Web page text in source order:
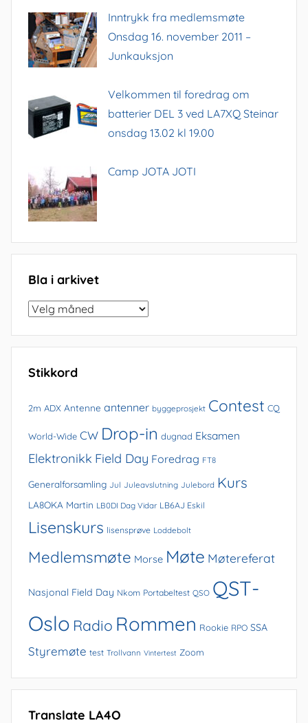
Inntrykk fra medlemsmøte
Onsdag 16. november 2011 –
Junkauksjon
Velkommen til foredrag om
batterier DEL 3 ved LA7XQ Steinar
onsdag 13.02 kl 19.00
Camp JOTA JOTI
Bla i arkivet
Bla
arkivet
Stikkord
2m ADX Antenne antenner byggeprosjekt Contest CQ
World-Wide CW Drop-in dugnad Eksamen
Elektronikk Field Day Foredrag FT8
Generalforsamling Jul Juleavslutning Julebord Kurs
LA8OKA Martin LB0DI Dag Vidar LB6AJ Eskil
Lisenskurs lisensprøve Loddebolt
Medlemsmøte Morse Møte Møtereferat
Nasjonal Field Day Nkom Portabeltest QSO QST-
Oslo Radio Rommen Rookie RPO SSA
Styremøte test Trollvann Vintertest Zoom
Translate LA4O